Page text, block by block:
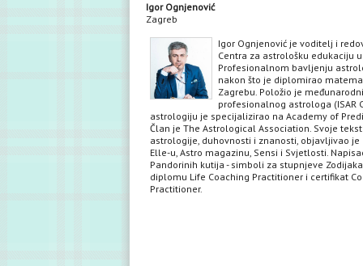
Igor Ognjenović
Zagreb
Igor Ognjenović je voditelj i
Centra za astrološku edukaciju
Profesionalnom bavljenju
nakon što je diplomirao
Zagrebu. Položio je
profesionalnog astrologa (ISAR
astrologiju je specijalizirao na Academy of
Član je The Astrological Association. Svoje
astrologije, duhovnosti i znanosti, objavljivao je
Elle-u, Astro magazinu, Sensi i Svjetlosti.
Pandorinih kutija - simboli za stupnjeve
diplomu Life Coaching Practitioner i certifikat
Practitioner.